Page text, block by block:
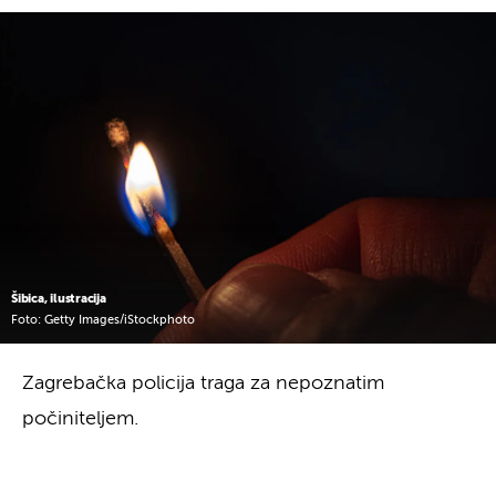
Šibica, ilustracija
Foto: Getty Images/iStockphoto
Zagrebačka policija traga za nepoznatim
počiniteljem.